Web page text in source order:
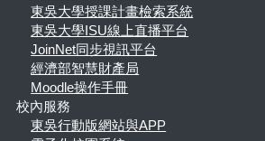
東吳大學授課計畫檢索系統
東吳大學ISU線上直播平台
JoinNet同步視訊平台
經濟部智慧財產局
Moodle操作手冊
校內服務
東吳行動版網站與APP